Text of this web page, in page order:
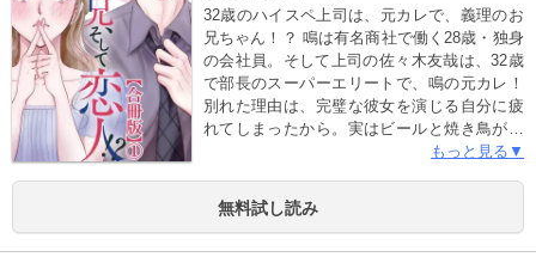
32歳のハイスペ上司は、元カレで、義理のお
兄ちゃん！？ 鳴は有名商社で働く28歳・独身
の会社員。そして上司の佐々木友哉は、32歳
で部長のスーパーエリートで、鳴の元カレ！
別れた理由は、完璧な彼女を演じる自分に疲
れてしまったから。実はビールと焼き鳥が大
好きで、掃除も自炊もろくにしないズボラ
うに晩酌していたある夜、鳴は突然、母親か
ら再婚すると告げられる！ どうやら再婚相手
もっと見る▼
無料試し読み